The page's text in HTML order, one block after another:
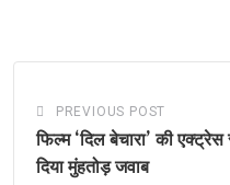
PREVIOUS POST
फिल्म ‘दिल बेचारा’ की
दिया मुंहतोड़ जवाब